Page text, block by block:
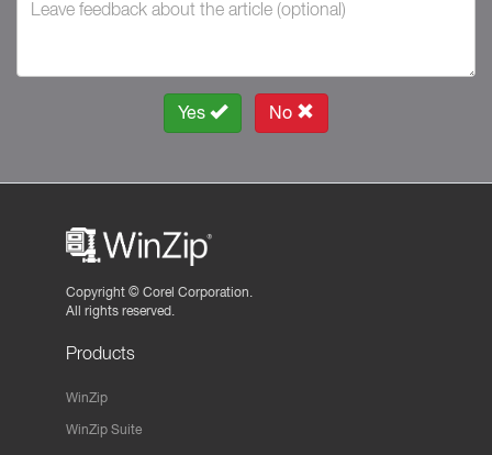
Yes No
Copyright © Corel Corporation.
All rights reserved.
Products
WinZip
WinZip Suite